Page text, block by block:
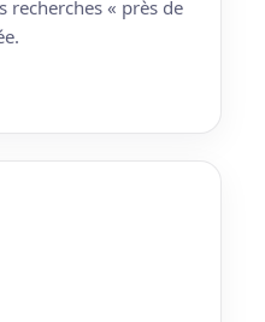
recherches « près de